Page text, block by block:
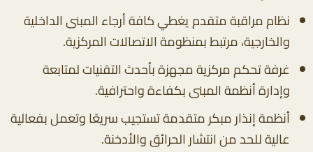
نظام مراقبة متقدم يغطي كافة أرجاء المبنى الداخلية
والخارجية، مرتبط بمنظومة الاتصالات المركزية.
غرفة تحكم مركزية مجهزة بأحدث التقنيات لمتابعة
وإدارة أنظمة المبنى بكفاءة واحترافية.
أنظمة إنذار مبكر متقدمة تستجيب سريعًا وتعمل بفعالية
عالية للحد من انتشار الحرائق والأدخنة.